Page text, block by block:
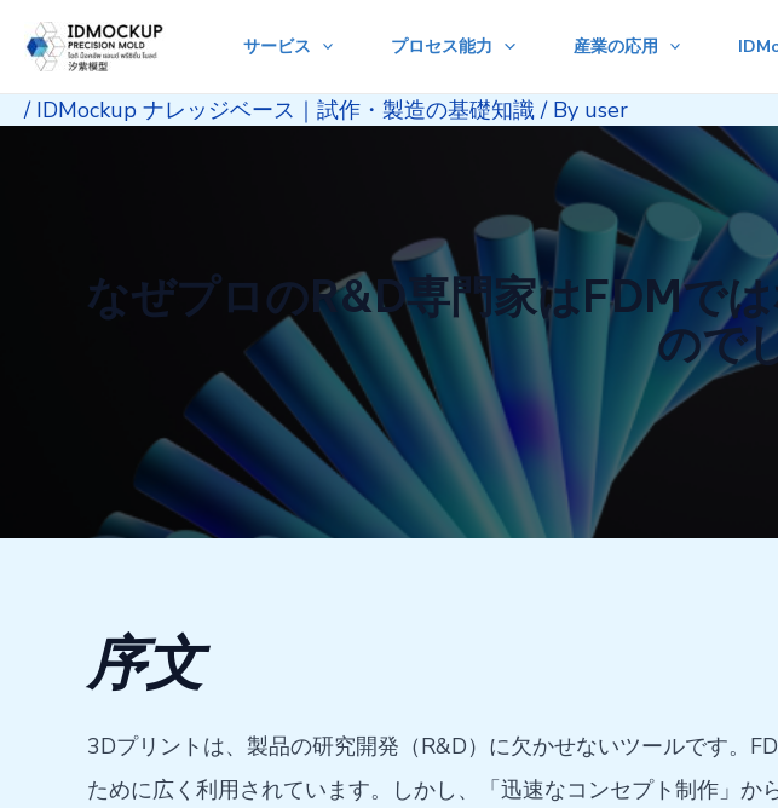
Skip
content
サービス プロセス能力 産業の応用
/ IDMockup ナレッジベース｜試作・製造の基礎知識/ By user
なぜプロのR&D専門家はFDMで
ので
序文
3Dプリントは、製品の研究開発（R&D）に欠かせないツールです。
ために広く利用されています。しかし、「迅速なコンセプト制作」